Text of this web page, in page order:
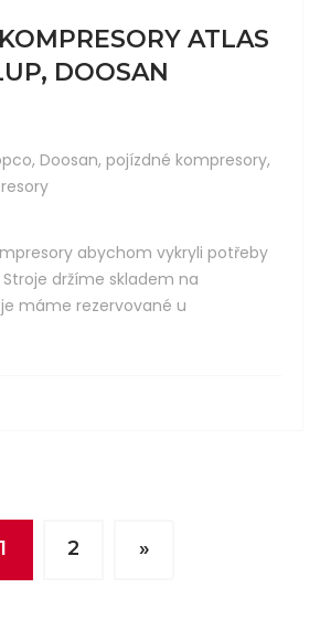
ATLAS
DOOSAN
, Doosan, pojízdné kompresory,
abychom vykryli potřeby
držíme skladem na
máme rezervované u
1 2 »